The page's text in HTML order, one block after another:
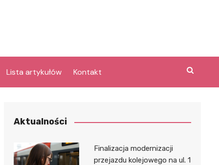
Lista artykułów Kontakt
Aktualności
Finalizacja modernizacji
przejazdu kolejowego na ul. 1